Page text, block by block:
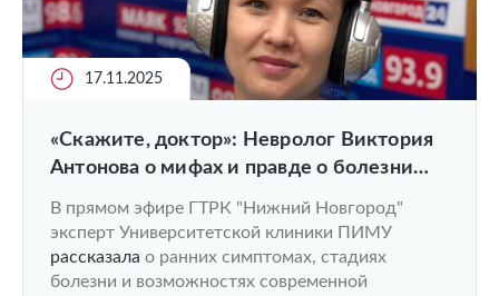
17.11.2025
«Скажите, доктор»: Невролог Виктория
Антонова о мифах и правде о болезни
В прямом эфире ГТРК "Нижний Новгород"
эксперт Университетской клиники ПИМУ
рассказала о ранних симптомах, стадиях
болезни и возможностях современной